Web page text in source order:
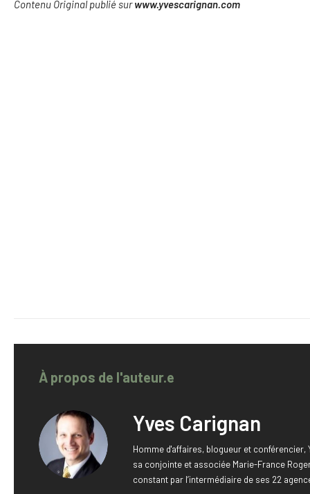
Contenu Original publié surwww.yvescarignan.com
À propos de l'auteur.e
Yves Carignan
Homme d'affaires, blogueur et
sa conjointe et associée Marie-France
constant par l’intermédiaire de ses 22